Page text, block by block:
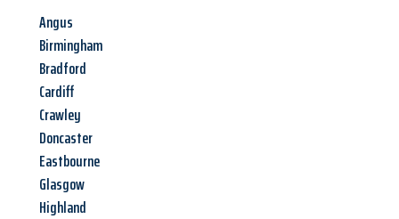
Angus
Birmingham
Bradford
Cardiff
Crawley
Doncaster
Eastbourne
Glasgow
Highland